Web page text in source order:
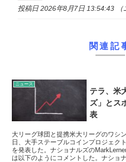
投稿日 2026年8月7日 13:54:43 （
関連記
ニュース
テラ、米
ズ」とス
表
大リーグ球団と提携米大リーグのワシ
日、大手ステーブルコインプロジェク
を発表した。ナショナルズの
は以下のようにコメントした。ナショ